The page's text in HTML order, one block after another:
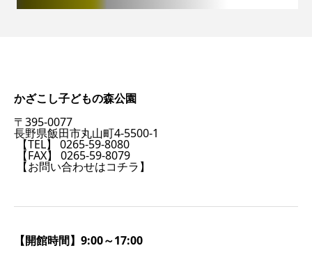
かざこし子どもの森公園
〒395-0077
長野県飯田市丸山町4-5500-1
【TEL】 0265-59-8080
【FAX】 0265-59-8079
【お問い合わせはコチラ】
【開館時間】9:00～17:00